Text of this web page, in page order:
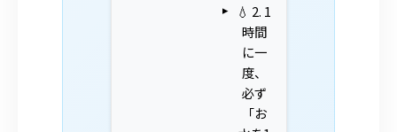
💧 2. 1
時間
に一
度、
必ず
「お